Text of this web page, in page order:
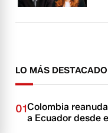
LO MÁS
01Colombia
a Ecuador desde